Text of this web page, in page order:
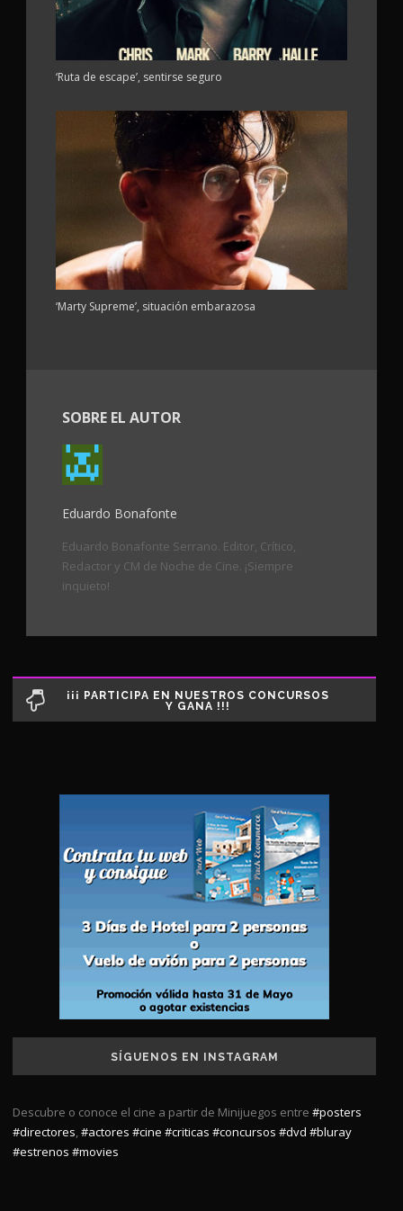
‘Ruta de escape’, sentirse seguro
‘Marty Supreme’, situación embarazosa
SOBRE EL AUTOR
Eduardo Bonafonte
Eduardo Bonafonte Serrano. Editor, Crítico,
Redactor y CM de Noche de Cine. ¡Siempre
inquieto!
¡¡¡ PARTICIPA EN NUESTROS CONCURSOS
Y GANA !!!
SÍGUENOS EN INSTAGRAM
Descubre o conoce el cine a partir de Minijuegos entre #posters
#directores,#actores #cine #criticas #concursos #dvd #bluray
#estrenos #movies